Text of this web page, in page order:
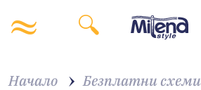
Начало
Безплатни схеми